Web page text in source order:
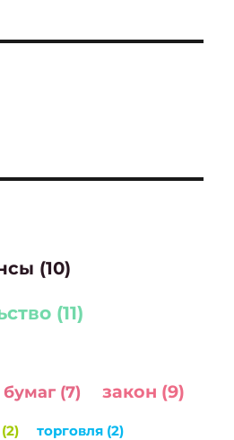
(10)
(11)
(7) закон (9)
торговля (2)